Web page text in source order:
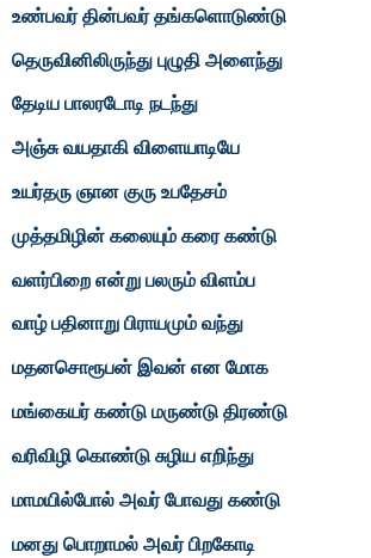
உண்பவர் தின்பவர் தங்களொடுண்டு
தெருவினிலிருந்து புழுதி அளைந்து
தேடிய பாலரடோடி நடந்து
அஞ்சு வயதாகி விளையாடியே
உயர்தரு ஞான குரு உபதேசம்
முத்தமிழின் கலையும் கரை கண்டு
வளர்பிறை என்று பலரும் விளம்ப
வாழ் பதினாறு பிராயமும் வந்து
மதனசொரூபன் இவன் என மோக
மங்கையர் கண்டு மருண்டு திரண்டு
வரிவிழி கொண்டு சுழிய எறிந்து
மாமயில்போல் அவர் போவது கண்டு
மனது பொறாமல் அவர் பிறகோடி